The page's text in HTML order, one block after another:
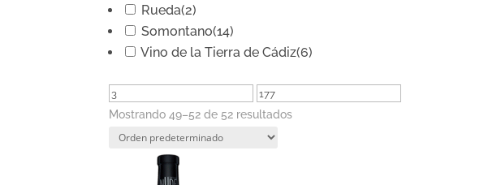
Rueda(2)
Somontano(14)
Vino de la Tierra de Cádiz(6)
Mostrando 49–52 de 52 resultados